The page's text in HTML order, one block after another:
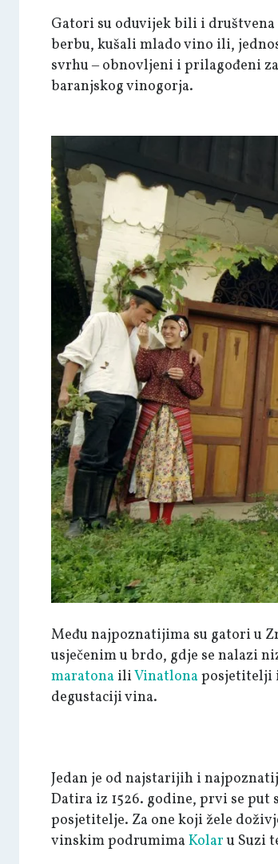
Gatori su oduvijek bili i
berbu, kušali mlado vino ili,
svrhu ‒ obnovljeni i prilagođeni
baranjskog vinogorja.
Među najpoznatijima su gatori u
usječenim u brdo, gdje se nalazi
maratona iliVinatlona posjetitelji
degustaciji vina.
Jedan je od najstarijih i
Datira iz 1526. godine, prvi se put
posjetitelje. Za one koji žele
vinskim podrumima Kolaru Suzi